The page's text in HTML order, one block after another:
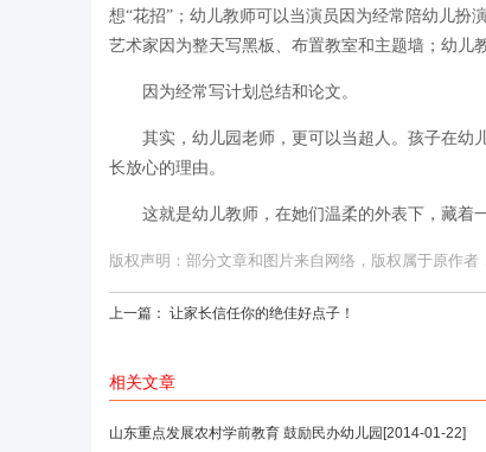
想“花招”；幼儿教师可以当演员因为经常陪幼儿扮
艺术家因为整天写黑板、布置教室和主题墙；幼儿
因为经常写计划总结和论文。
其实，幼儿园老师，更可以当超人。孩子在幼
长放心的理由。
这就是幼儿教师，在她们温柔的外表下，藏着
版权声明：部分文章和图片来自网络，版权属于原作
上一篇： 让家长信任你的绝佳好点子！
相关文章
山东重点发展农村学前教育 鼓励民办幼儿园 [2014-01-22]